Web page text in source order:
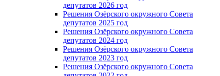
депутатов 2026 год
Решения Озёрского окружного Совета
депутатов 2025 год
Решения Озёрского окружного Совета
депутатов 2024 год
Решения Озёрского окружного Совета
депутатов 2023 год
Решения Озёрского окружного Совета